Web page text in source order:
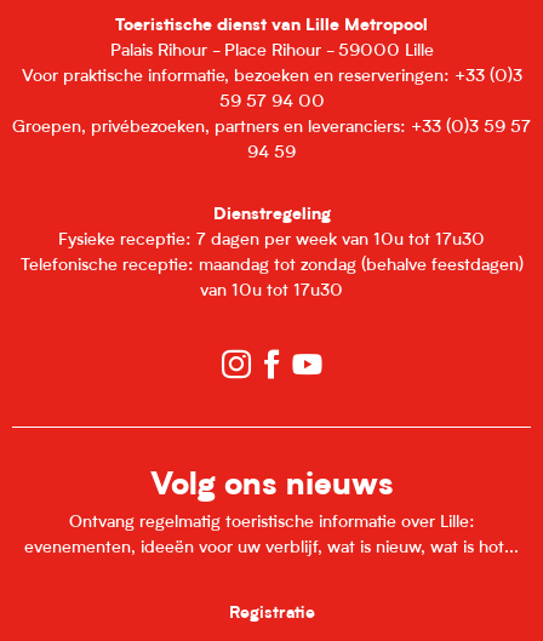
Toeristische dienst van Lille Metropool
Palais Rihour - Place Rihour - 59000 Lille
Voor praktische informatie, bezoeken en reserveringen: +33 (0)3
59 57 94 00
Groepen, privébezoeken, partners en leveranciers: +33 (0)3 59 57
94 59
Dienstregeling
Fysieke receptie: 7 dagen per week van 10u tot 17u30
Telefonische receptie: maandag tot zondag (behalve feestdagen)
van 10u tot 17u30
Volg ons nieuws
Ontvang regelmatig toeristische informatie over Lille:
evenementen, ideeën voor uw verblijf, wat is nieuw, wat is hot...
Registratie